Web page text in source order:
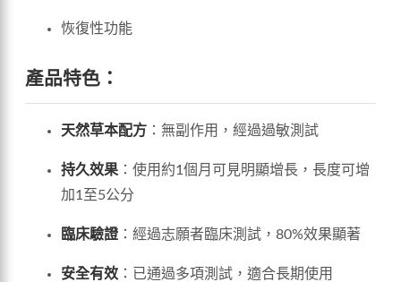
恢復性功能
產品特色：
天然草本配方 ：無副作用，經過過敏測試
持久效果 ：使用約1個月可見明顯增長，長度可增
加1至5公分
臨床驗證 ：經過志願者臨床測試，80%效果顯著
安全有效 ：已通過多項測試，適合長期使用